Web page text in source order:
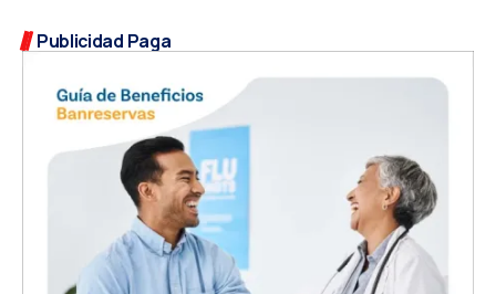
Publicidad Paga